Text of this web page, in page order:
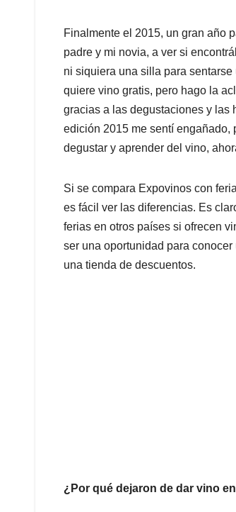
Finalmente el 2015, un gran año
padre y mi novia, a ver si
ni siquiera una silla para
quiere vino gratis, pero hago la
gracias a las degustaciones y las
edición 2015 me sentí engañado,
degustar y aprender del vino,
Si se compara Expovinos con
es fácil ver las diferencias. Es
ferias en otros países si ofrecen
ser una oportunidad para
una tienda de descuentos.
¿Por qué dejaron de dar vino